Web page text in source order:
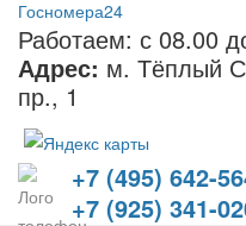
Работаем: с 08.00
Адрес: м. Тёплый
пр., 1
+7 (495) 642-
+7 (925) 341-